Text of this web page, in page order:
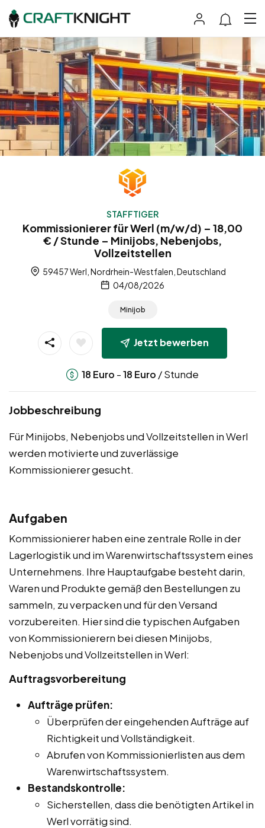
STAFFTIGER
Kommissionierer für Werl (m/w/d) – 18,00
€ / Stunde – Minijobs, Nebenjobs,
Vollzeitstellen
59457 Werl, Nordrhein-Westfalen, Deutschland
04/08/2026
Minijob
Jetzt bewerben
18 Euro -18 Euro / Stunde
Jobbeschreibung
Für Minijobs, Nebenjobs und Vollzeitstellen in Werl
werden motivierte und zuverlässige
Kommissionierer gesucht.
Aufgaben
Kommissionierer haben eine zentrale Rolle in der
Lagerlogistik und im Warenwirtschaftssystem eines
Unternehmens. Ihre Hauptaufgabe besteht darin,
Waren und Produkte gemäß den Bestellungen zu
sammeln, zu verpacken und für den Versand
vorzubereiten. Hier sind die typischen Aufgaben
von Kommissionierern bei diesen Minijobs,
Nebenjobs und Vollzeitstellen in Werl:
Auftragsvorbereitung
Aufträge prüfen:
Überprüfen der eingehenden Aufträge auf
Richtigkeit und Vollständigkeit.
Abrufen von Kommissionierlisten aus dem
Warenwirtschaftssystem.
Bestandskontrolle:
Sicherstellen, dass die benötigten Artikel in
Werl vorrätig sind.